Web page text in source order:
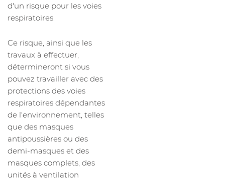
d'un risque pour les voies
respiratoires.
Ce risque, ainsi que les
travaux à effectuer,
détermineront si vous
pouvez travailler avec des
protections des voies
respiratoires dépendantes
de l'environnement, telles
que des masques
antipoussières ou des
demi-masques et des
masques complets, des
unités à ventilation